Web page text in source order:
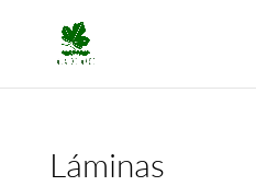
Láminas